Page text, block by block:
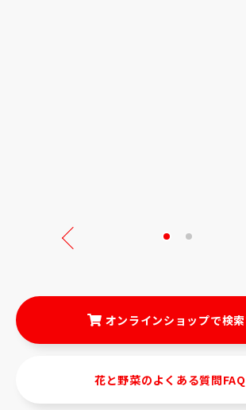
Next
オンラインショップで検
花と野菜のよくある質問FAQ